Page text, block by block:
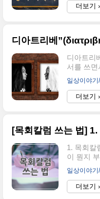
겆'과 '이'
니다. '설
어졌다고
지 않게
리 사용
하고 있습
없으므로
적는 것
더보기
디아트리베
디아트리
서를 쓰
사법이다
의 대상과
용규 교
게 말한다
상한 전문
는 일상용
을 대화의
담화를 나
기법이다
베 수사
일상이야
더보기
[목회칼럼 쓰는 법]
1. 목회칼
이 뭔지
떤 책에서
다’라고
이것은
의의가 불
일상이야
더보기